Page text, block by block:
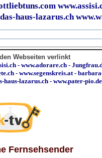
haus-lazarus.ch
Webseiten verlinkt
- www.adorare.ch -
- www.segenskreis.at-
haus-lazarus.ch - www.pater-pio.de
Fernsehsender